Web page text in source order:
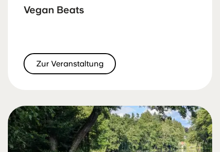
Vegan Beats
Zur Veranstaltung